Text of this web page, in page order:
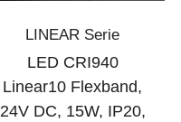
LINEAR Serie
LED CRI940
Linear10 Flexband,
24V DC, 15W, IP20,